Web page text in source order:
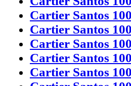
Cartier Santos
Cartier Santos
Cartier Santos
Cartier Santos
Cartier Santos